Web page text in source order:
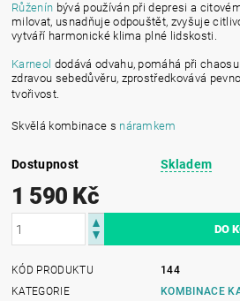
Růženín bývá používán při depresi a
milovat, usnadňuje odpouštět, zvyšuje
vytváří harmonické klima plné lidskosti.
Karneol dodává odvahu, pomáhá při
zdravou sebedůvěru, zprostředkovává
tvořivost.
Skvělá kombinace s náramkem
Dostupnost Skladem
1 590 Kč
KÓD PRODUKTU
144
KATEGORIE
KOMBINACE